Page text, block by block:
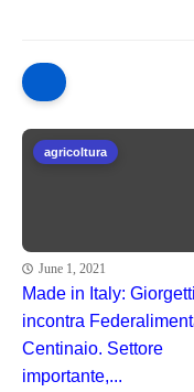
agricoltura
June 1, 2021
Made in Italy: Giorgetti
incontra
Centinaio. Settore
importante,...